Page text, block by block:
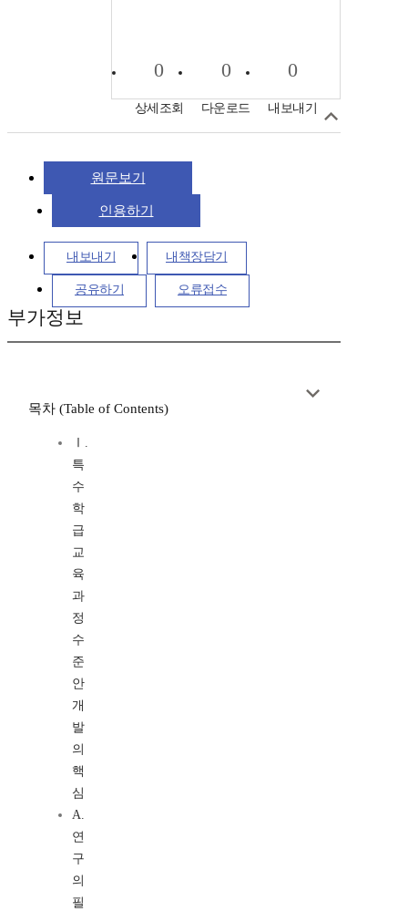
0
상세조회
0
다운로드
0
내보내기
원문보기
인용하기
내보내기 내책장담기
공유하기 오류접수
부가정보
목차 (Table of Contents)
Ⅰ.
특
수
학
급
교
육
과
정
수
준
안
개
발
의
핵
심
A.
연
구
의
필